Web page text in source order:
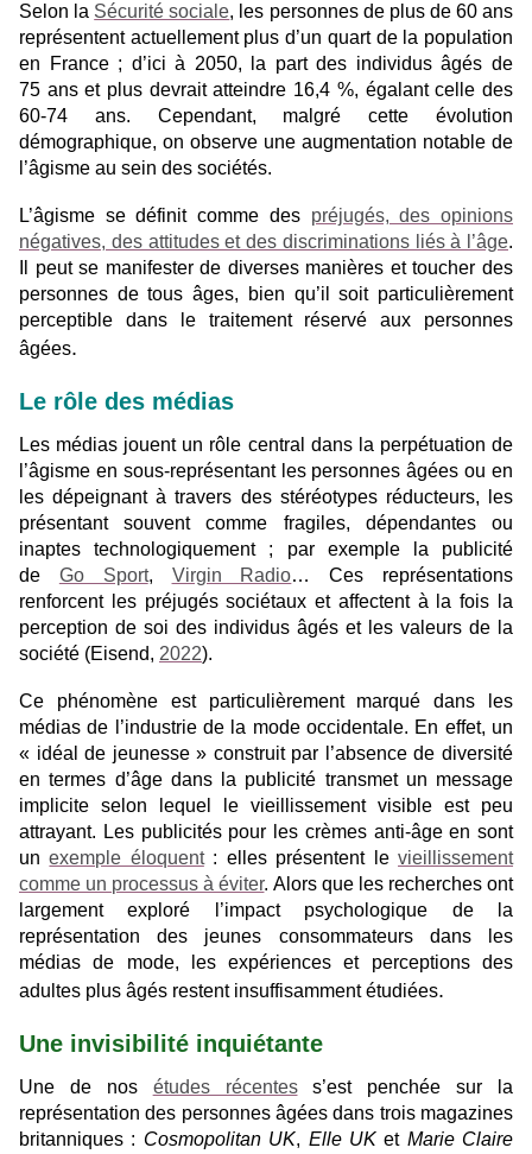
Selon la Sécurité sociale, les personnes de plus de 60 ans
représentent actuellement plus d’un quart de la population
en France ; d’ici à 2050, la part des individus âgés de
75 ans et plus devrait atteindre 16,4 %, égalant celle des
60-74 ans. Cependant, malgré cette évolution
démographique, on observe une augmentation notable de
l’âgisme au sein des sociétés.
L’âgisme se définit comme des préjugés, des opinions
négatives, des attitudes et des discriminations liés à l’âge.
Il peut se manifester de diverses manières et toucher des
personnes de tous âges, bien qu’il soit particulièrement
perceptible dans le traitement réservé aux personnes
âgées.
Le rôle des médias
Les médias jouent un rôle central dans la perpétuation de
l’âgisme en sous-représentant les personnes âgées ou en
les dépeignant à travers des stéréotypes réducteurs, les
présentant souvent comme fragiles, dépendantes ou
inaptes technologiquement ; par exemple la publicité
de Go Sport, Virgin Radio… Ces représentations
renforcent les préjugés sociétaux et affectent à la fois la
perception de soi des individus âgés et les valeurs de la
société (Eisend, 2022).
Ce phénomène est particulièrement marqué dans les
médias de l’industrie de la mode occidentale. En effet, un
« idéal de jeunesse » construit par l’absence de diversité
en termes d’âge dans la publicité transmet un message
implicite selon lequel le vieillissement visible est peu
attrayant. Les publicités pour les crèmes anti-âge en sont
unexemple éloquent: elles présentent levieillissement
comme un processus à éviter. Alors que les recherches ont
largement exploré l’impact psychologique de la
représentation des jeunes consommateurs dans les
médias de mode, les expériences et perceptions des
adultes plus âgés restent insuffisamment étudiées.
Une invisibilité inquiétante
Une de nos études récentess’est penchée sur la
représentation des personnes âgées dans trois magazines
britanniques : Cosmopolitan UK, Elle UKet Marie Claire